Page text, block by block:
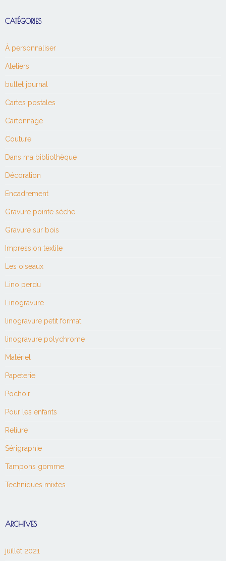
CATÉGORIES
À personnaliser
Ateliers
bullet journal
Cartes postales
Cartonnage
Couture
Dans ma bibliothèque
Décoration
Encadrement
Gravure pointe sèche
Gravure sur bois
Impression textile
Les oiseaux
Lino perdu
Linogravure
linogravure petit format
linogravure polychrome
Matériel
Papeterie
Pochoir
Pour les enfants
Reliure
Sérigraphie
Tampons gomme
Techniques mixtes
ARCHIVES
juillet 2021